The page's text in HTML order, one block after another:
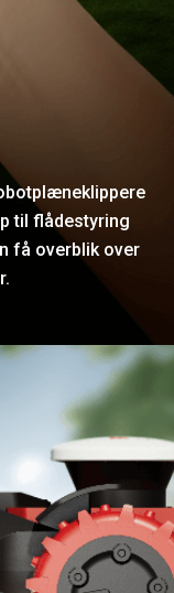
til flådestyring
få overblik over